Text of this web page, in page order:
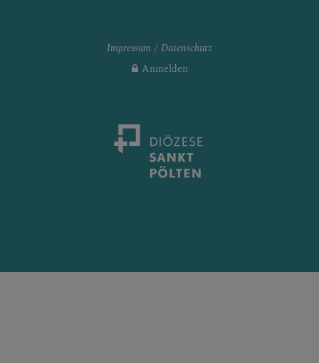
Impressum
Datenschutz
Anmelden